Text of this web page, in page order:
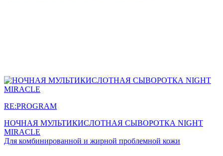
RE:PROGRAM
НОЧНАЯ МУЛЬТИКИСЛОТНАЯ СЫВОРОТКА NIGHT
MIRACLE
Для комбинированной и жирной проблемной кожи